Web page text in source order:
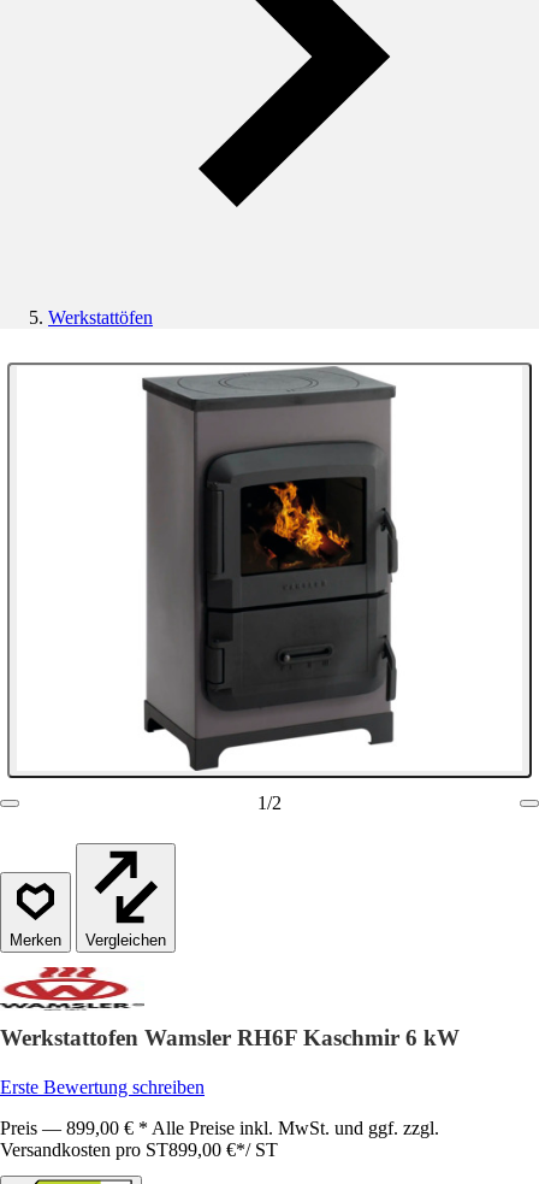
Werkstattöfen
1/2
Vergleichen
Werkstattofen Wamsler RH6F Kaschmir 6 kW
Erste Bewertung schreiben
Preis — 899,00 € * Alle Preise inkl. MwSt. und ggf. zzgl.
Versandkosten pro ST899,00 €*/ ST